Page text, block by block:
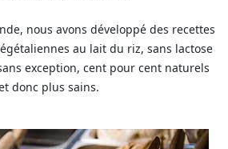
nous avons développé des recettes
au lait du riz, sans lactose
exception, cent pour cent naturels
donc plus sains.